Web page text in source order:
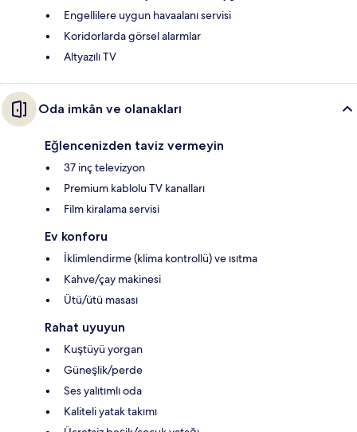
Engellilere uygun havaalanı servisi
Koridorlarda görsel alarmlar
Altyazılı TV
Oda imkân ve olanakları
Eğlencenizden taviz vermeyin
37 inç televizyon
Premium kablolu TV kanalları
Film kiralama servisi
Ev konforu
İklimlendirme (klima kontrollü) ve ısıtma
Kahve/çay makinesi
Ütü/ütü masası
Rahat uyuyun
Kuştüyü yorgan
Güneşlik/perde
Ses yalıtımlı oda
Kaliteli yatak takımı